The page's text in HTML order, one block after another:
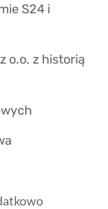
S24 i
o.o. z historią